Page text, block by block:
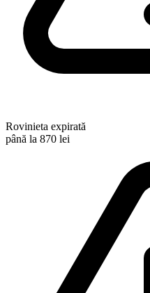
Rovinieta expirată
până la 870 lei